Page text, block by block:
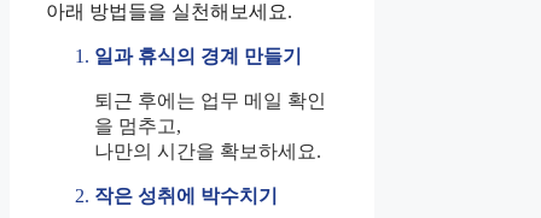
아래 방법들을 실천해보세요.
일과 휴식의 경계 만들기
퇴근 후에는 업무 메일 확인
을 멈추고,
나만의 시간을 확보하세요.
작은 성취에 박수치기